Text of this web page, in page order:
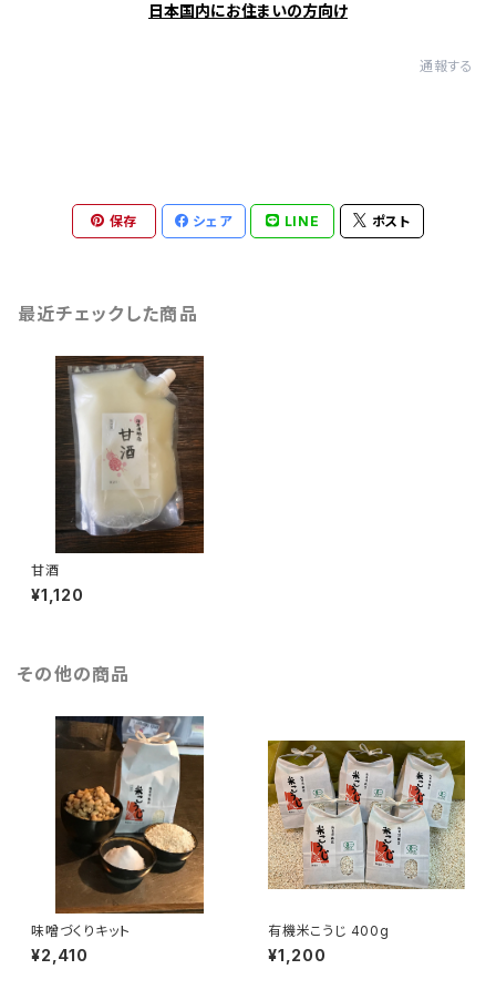
日本国内にお住まいの方向け
通報する
保存 シェア LINE ポスト
最近チェックした商品
甘酒
¥1,120
その他の商品
味噌づくりキット
¥2,410
有機米こうじ 400g
¥1,200